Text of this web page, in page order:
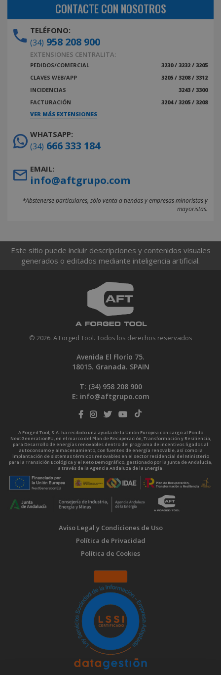
CONTACTE CON NOSOTROS
TELÉFONO:
(34) 958 208 900
EXTENSIONES CENTRALITA:
PEDIDOS/COMERCIAL
3230 / 3232 / 3205
CLAVES WEB/APP
3205 / 3208 / 3312
INCIDENCIAS
3243 / 3300
FACTURACIÓN
3204 / 3205 / 3208
VER MÁS EXTENSIONES
WHATSAPP:
(34) 666 333 184
EMAIL:
info@aftgrupo.com
*Abstenerse particulares, sólo venta a tiendas y empresas minoristas y
mayoristas.
Este sitio puede incluir descripciones y contenidos visuales
generados o editados mediante inteligencia artificial.
© 2026. A Forged Tool. Todos los derechos reservados
Avenida El Florío 75.
18015. Granada. SPAIN
T: (34) 958 208 900
E: info@aftgrupo.com
A Forged Tool, S.A. ha recibido una ayuda de la Unión Europea con cargo al Fondo
NextGenerationEU, en el marco del Plan de Recuperación, Transformación y Resiliencia,
para Desarrollo de energías renovables dentro del programa de incentivos ligados al
autoconsumo y almacenamiento, con fuentes de energía renovable, así como la
implantación de sistemas térmicos renovables en el sector residencial del Ministerio
para la Transición Ecológica y el Reto Demográfico, gestionado por la Junta de Andalucía,
a través de la Agencia Andaluza de la Energía.
Aviso Legal y Condiciones de Uso
Política de Privacidad
Política de Cookies